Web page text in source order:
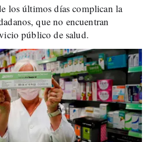
los últimos días complican la
que no encuentran
público de salud.